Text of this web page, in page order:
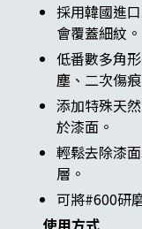
採用韓國進
會覆蓋細紋。
低番數多角
塵、二次傷
添加特殊天
於漆面。
輕鬆去除漆
層。
可將#600研